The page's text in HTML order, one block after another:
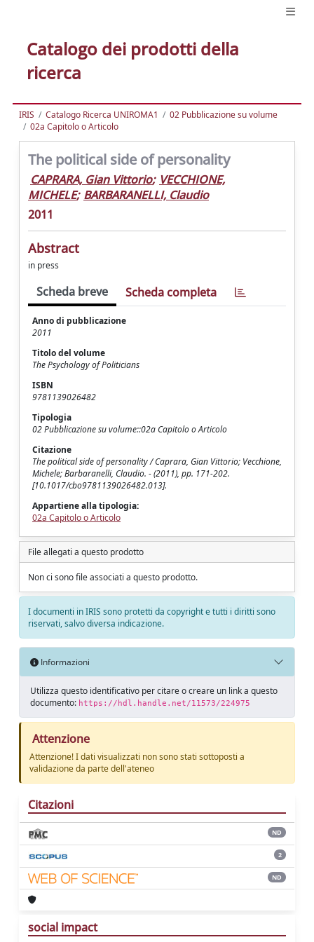
Catalogo dei prodotti della
ricerca
IRIS Catalogo Ricerca UNIROMA1
02 Pubblicazione su volume
02a Capitolo o Articolo
The political side of personality
CAPRARA, Gian Vittorio; VECCHIONE,
MICHELE; BARBARANELLI, Claudio
2011
Abstract
in press
Scheda breve Scheda completa
Anno di pubblicazione
2011
Titolo del volume
The Psychology of Politicians
ISBN
9781139026482
Tipologia
02 Pubblicazione su volume::02a Capitolo o Articolo
Citazione
The political side of personality / Caprara, Gian Vittorio; Vecchione,
Michele; Barbaranelli, Claudio. - (2011), pp. 171-202.
[10.1017/cbo9781139026482.013].
Appartiene alla tipologia:
02a Capitolo o Articolo
File allegati a questo prodotto
Non ci sono file associati a questo prodotto.
I documenti in IRIS sono protetti da copyright e tutti i diritti sono
riservati, salvo diversa indicazione.
Informazioni
Utilizza questo identificativo per citare o creare un link a questo
documento: https://hdl.handle.net/11573/224975
Attenzione
Attenzione! I dati visualizzati non sono stati sottoposti a
validazione da parte dell'ateneo
Citazioni
ND
2
ND
social impact